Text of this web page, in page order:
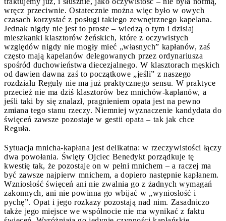
wręcz przeciwnie. Ostatecznie można więc było w owych
czasach korzystać z posługi takiego zewnętrznego kapelana.
Jednak nigdy nie jest to proste – wiedzą o tym i dzisiaj
mieszkanki klasztorów żeńskich, które z oczywistych
względów nigdy nie mogły mieć „własnych” kapłanów, zaś
często mają kapelanów delegowanych przez ordynariusza
spośród duchowieństwa diecezjalnego. W klasztorach męskich
od dawien dawna zaś to początkowe „jeśli” z naszego
rozdziału Reguły nie ma już praktycznego sensu. W praktyce
przecież nie ma dziś klasztorów bez mnichów-kapłanów, a
jeśli taki by się znalazł, pragnieniem opata jest na pewno
zmiana tego stanu rzeczy. Niemniej wyznaczenie kandydata do
święceń zawsze pozostaje w gestii opata – tak jak chce
Reguła.
Sytuacja mnicha-kapłana jest delikatna: w rzeczywistości łączy
dwa powołania. Święty Ojciec Benedykt porządkuje tę
kwestię tak, że pozostaje on w pełni mnichem – a raczej ma
być zawsze najpierw mnichem, a dopiero następnie kapłanem.
Wzniosłość święceń ani nie zwalnia go z żadnych wymagań
zakonnych, ani nie powinna go wbijać w „wyniosłość i
pychę”. Opat i jego rozkazy pozostają nad nim. Zasadniczo
także jego miejsce we wspólnocie nie ma wynikać z faktu